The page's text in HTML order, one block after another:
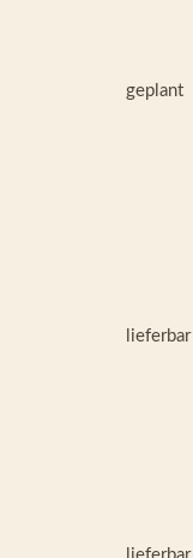
geplant
lieferbar